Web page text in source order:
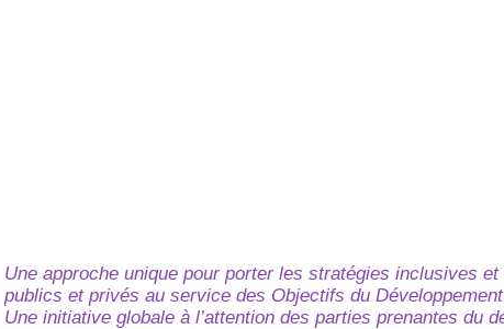
Une approche unique pour porter les stratégies inclusives
publics et privés au service des Objectifs du
Une initiative globale à l’attention des parties prenantes du